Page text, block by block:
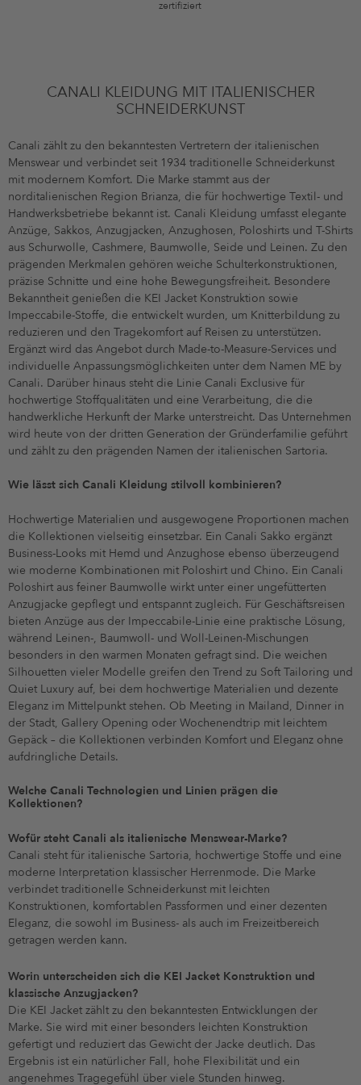
zertifiziert
CANALI KLEIDUNG MIT ITALIENISCHER
SCHNEIDERKUNST
Canali zählt zu den bekanntesten Vertretern der italienischen
Menswear und verbindet seit 1934 traditionelle Schneiderkunst
mit modernem Komfort. Die Marke stammt aus der
norditalienischen Region Brianza, die für hochwertige Textil- und
Handwerksbetriebe bekannt ist. Canali Kleidung umfasst elegante
Anzüge, Sakkos, Anzugjacken, Anzughosen, Poloshirts und T-Shirts
aus Schurwolle, Cashmere, Baumwolle, Seide und Leinen. Zu den
prägenden Merkmalen gehören weiche Schulterkonstruktionen,
präzise Schnitte und eine hohe Bewegungsfreiheit. Besondere
Bekanntheit genießen die KEI Jacket Konstruktion sowie
Impeccabile-Stoffe, die entwickelt wurden, um Knitterbildung zu
reduzieren und den Tragekomfort auf Reisen zu unterstützen.
Ergänzt wird das Angebot durch Made-to-Measure-Services und
individuelle Anpassungsmöglichkeiten unter dem Namen ME by
Canali. Darüber hinaus steht die Linie Canali Exclusive für
hochwertige Stoffqualitäten und eine Verarbeitung, die die
handwerkliche Herkunft der Marke unterstreicht. Das Unternehmen
wird heute von der dritten Generation der Gründerfamilie geführt
und zählt zu den prägenden Namen der italienischen Sartoria.
Wie lässt sich Canali Kleidung stilvoll kombinieren?
Hochwertige Materialien und ausgewogene Proportionen machen
die Kollektionen vielseitig einsetzbar. Ein Canali Sakko ergänzt
Business-Looks mit Hemd und Anzughose ebenso überzeugend
wie moderne Kombinationen mit Poloshirt und Chino. Ein Canali
Poloshirt aus feiner Baumwolle wirkt unter einer ungefütterten
Anzugjacke gepflegt und entspannt zugleich. Für Geschäftsreisen
bieten Anzüge aus der Impeccabile-Linie eine praktische Lösung,
während Leinen-, Baumwoll- und Woll-Leinen-Mischungen
besonders in den warmen Monaten gefragt sind. Die weichen
Silhouetten vieler Modelle greifen den Trend zu Soft Tailoring und
Quiet Luxury auf, bei dem hochwertige Materialien und dezente
Eleganz im Mittelpunkt stehen. Ob Meeting in Mailand, Dinner in
der Stadt, Gallery Opening oder Wochenendtrip mit leichtem
Gepäck – die Kollektionen verbinden Komfort und Eleganz ohne
aufdringliche Details.
Welche Canali Technologien und Linien prägen die
Kollektionen?
Wofür steht Canali als italienische Menswear-Marke?
Canali steht für italienische Sartoria, hochwertige Stoffe und eine
moderne Interpretation klassischer Herrenmode. Die Marke
verbindet traditionelle Schneiderkunst mit leichten
Konstruktionen, komfortablen Passformen und einer dezenten
Eleganz, die sowohl im Business- als auch im Freizeitbereich
getragen werden kann.
Worin unterscheiden sich die KEI Jacket Konstruktion und
klassische Anzugjacken?
Die KEI Jacket zählt zu den bekanntesten Entwicklungen der
Marke. Sie wird mit einer besonders leichten Konstruktion
gefertigt und reduziert das Gewicht der Jacke deutlich. Das
Ergebnis ist ein natürlicher Fall, hohe Flexibilität und ein
angenehmes Tragegefühl über viele Stunden hinweg.